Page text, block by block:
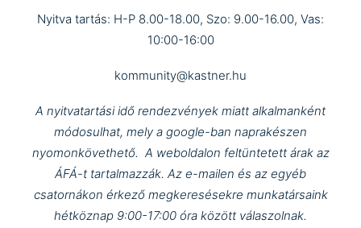
Nyitva tartás: H-P 8.00-18.00, Szo: 9.00-16.00, Vas:
10:00-16:00
kommunity@kastner.hu
A nyitvatartási idő rendezvények miatt alkalmanként
módosulhat, mely a google-ban naprakészen
nyomonkövethető. A weboldalon feltüntetett árak az
ÁFÁ-t tartalmazzák. Az e-mailen és az egyéb
csatornákon érkező megkeresésekre munkatársaink
hétköznap 9:00-17:00 óra között válaszolnak.